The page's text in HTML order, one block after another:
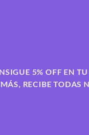
5% OFF EN
RECIBE TODAS